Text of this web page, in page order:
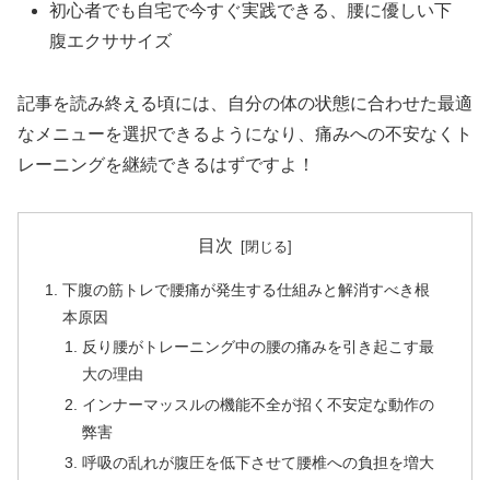
初心者でも自宅で今すぐ実践できる、腰に優しい下
腹エクササイズ
記事を読み終える頃には、自分の体の状態に合わせた最適
なメニューを選択できるようになり、痛みへの不安なくト
レーニングを継続できるはずですよ！
目次
下腹の筋トレで腰痛が発生する仕組みと解消すべき根
本原因
反り腰がトレーニング中の腰の痛みを引き起こす最
大の理由
インナーマッスルの機能不全が招く不安定な動作の
弊害
呼吸の乱れが腹圧を低下させて腰椎への負担を増大